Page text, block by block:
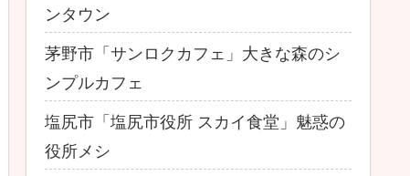
ンタウン
茅野市「サンロクカフェ」大きな森のシ
ンプルカフェ
塩尻市「塩尻市役所 スカイ食堂」魅惑の
役所メシ